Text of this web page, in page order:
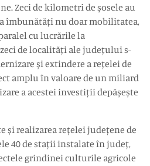
Zeci de kilometri de șosele au
îmbunătăți nu doar mobilitatea,
cu lucrările la
de localități ale județului s-
și extindere a rețelei de
amplu în valoare de un miliard
a acestei investiții depășește
și realizarea rețelei județene de
40 de stații instalate în județ,
grindinei culturile agricole